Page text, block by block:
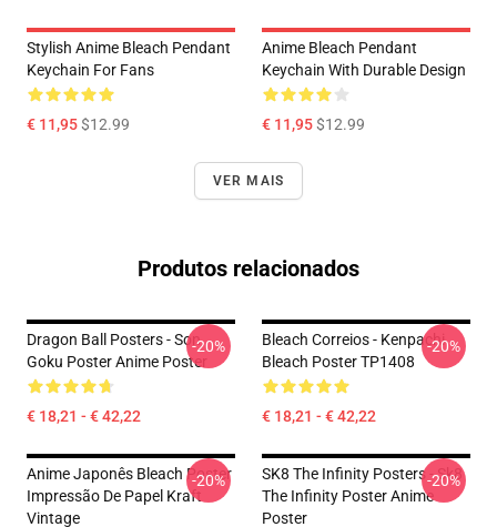
Stylish Anime Bleach Pendant
Keychain For Fans
€ 11,95$12.99
Anime Bleach Pendant
Keychain With Durable Design
€ 11,95$12.99
VER MAIS
Produtos relacionados
Dragon Ball Posters - Son
Goku Poster Anime Poster
€ 18,21 - € 42,22
-20%
Bleach Correios - Kenpachi
Bleach Poster TP1408
€ 18,21 - € 42,22
-20%
Anime Japonês Bleach Poster
Impressão De Papel Kraft
Vintage
-20%
SK8 The Infinity Posters - Sk8
The Infinity Poster Anime
Poster
-20%